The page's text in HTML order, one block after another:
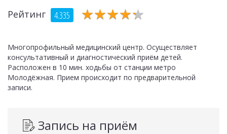
Рейтинг
4.335 ★★★★★
★★★★★
Многопрофильный медицинский центр. Осуществляет
консультативный и диагностический приём детей.
Расположен в 10 мин. ходьбы от станции метро
Молодёжная. Прием происходит по предварительной
записи.
Запись на приём